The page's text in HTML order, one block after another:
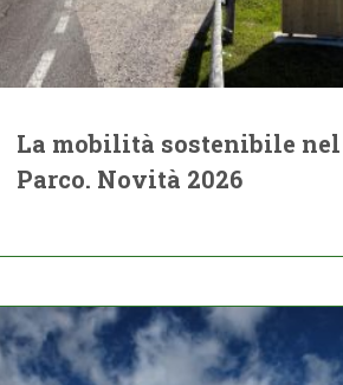
La mobilità sostenibile nel
Parco. Novità 2026